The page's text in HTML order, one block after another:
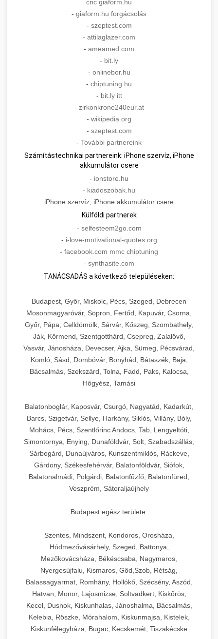
cnc giaform.hu
- giaform.hu forgácsolás
- szeptest.com
- attilaglazer.com
- ameamed.com
- bit.ly
- onlinebor.hu
- chiptuning.hu
- bit.ly itt
- zirkonkrone240eur.at
- wikipedia.org
- szeptest.com
- További partnereink
Számítástechnikai partnereink: iPhone szervíz, iPhone
akkumulátor csere
- ionstore.hu
- kiadoszobak.hu
iPhone szervíz, iPhone akkumulátor csere
Külföldi partnerek
- selfesteem2go.com
- i-love-motivational-quotes.org
- facebook.com mmc chiptuning
- synthasite.com
TANÁCSADÁS a következő településeken:
Budapest, Győr, Miskolc, Pécs, Szeged, Debrecen
Mosonmagyaróvár, Sopron, Fertőd, Kapuvár, Csorna,
Győr, Pápa, Celldömölk, Sárvár, Kőszeg, Szombathely,
Ják, Körmend, Szentgotthárd, Csepreg, Zalalövő,
Vasvár, Jánosháza, Devecser, Ajka, Sümeg, Pécsvárad,
Komló, Sásd, Dombóvár, Bonyhád, Bátaszék, Baja,
Bácsalmás, Szekszárd, Tolna, Fadd, Paks, Kalocsa,
Hőgyész, Tamási
Balatonboglár, Kaposvár, Csurgó, Nagyatád, Kadarkút,
Barcs, Szigetvár, Sellye, Harkány, Siklós, Villány, Bóly,
Mohács, Pécs, Szentlőrinc Andocs, Tab, Lengyeltóti,
Simontornya, Enying, Dunaföldvár, Solt, Szabadszállás,
Sárbogárd, Dunaújváros, Kunszentmiklós, Ráckeve,
Gárdony, Székesfehérvár, Balatonföldvár, Siófok,
Balatonalmádi, Polgárdi, Balatonfűzfő, Balatonfüred,
Veszprém, Sátoraljaújhely
Budapest egész területe:
Szentes, Mindszent, Kondoros, Orosháza,
Hódmezővásárhely, Szeged, Battonya,
Mezőkovácsháza, Békéscsaba, Nagymaros,
Nyergesújfalu, Kismaros, Göd,Szob, Rétság,
Balassagyarmat, Romhány, Hollókő, Szécsény, Aszód,
Hatvan, Monor, Lajosmizse, Soltvadkert, Kiskőrös,
Kecel, Dusnok, Kiskunhalas, Jánoshalma, Bácsalmás,
Kelebia, Röszke, Mórahalom, Kiskunmajsa, Kistelek,
Kiskunfélegyháza, Bugac, Kecskemét, Tiszakécske